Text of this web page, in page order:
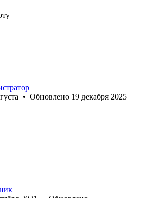
• Обновлено 19 декабря 2025